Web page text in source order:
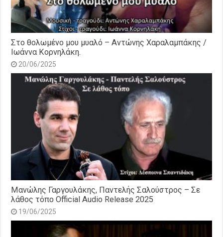
Στο θολωμένο μου μυαλό – Αντώνης Χαραλαμπάκης /
Ιωάννα Κορνηλάκη.
20/06/2025
Μανώλης Γαργουλάκης, Παντελής Σαλούστρος – Σε
λάθος τόπο Official Audio Release 2025
19/06/2025